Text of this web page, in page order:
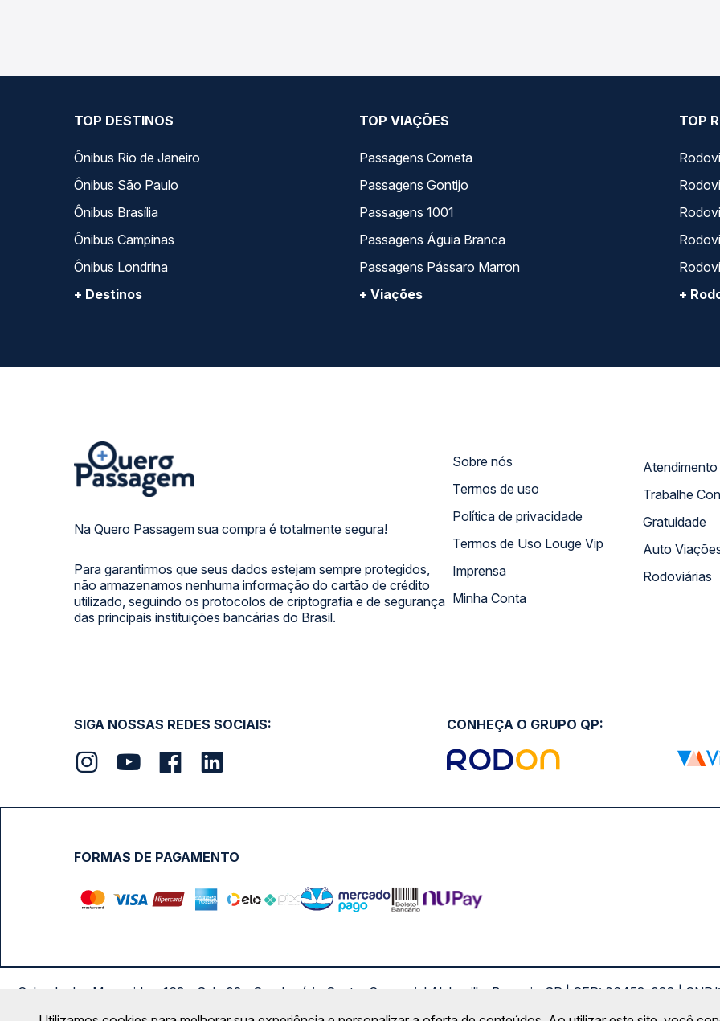
TOP DESTINOS
Ônibus Rio de Janeiro
Ônibus São Paulo
Ônibus Brasília
Ônibus Campinas
Ônibus Londrina
+ Destinos
TOP VIAÇÕES
Passagens Cometa
Passagens Gontijo
Passagens 1001
Passagens Águia Branca
Passagens Pássaro Marron
+ Viações
TOP
+
Na Quero Passagem sua compra é totalmente segura!
Para garantirmos que seus dados estejam sempre protegidos,
não armazenamos nenhuma informação do cartão de crédito
utilizado, seguindo os protocolos de criptografia e de segurança
das principais instituições bancárias do Brasil.
Sobre nós
Termos de uso
Política de privacidade
Termos de Uso Louge Vip
Imprensa
Minha Conta
Trabalhe
Gratuidade
Auto
Rodoviárias
SIGA NOSSAS REDES SOCIAIS: CONHEÇA O GRUPO QP:
FORMAS DE PAGAMENTO
Calçada das Margaridas, 163 - Sala 02 - Condomínio Centro Comercial Alphaville, Barueri - SP | CEP: 06453-038 |
Copyright 2026 © QueroPassagem.com.br